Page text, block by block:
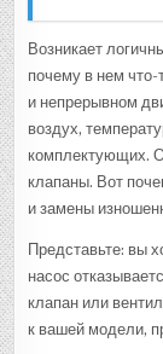
Возникает
почему в нем что-
и непрерывном
воздух,
комплектующих.
клапаны. Вот
и замены
Представьте: вы
насос
клапан или
к вашей модели,